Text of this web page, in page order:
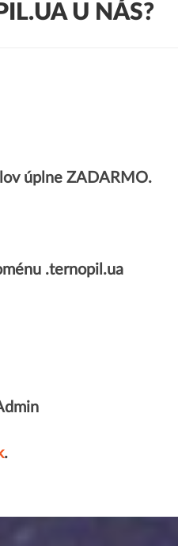
U NÁS?
úplne ZADARMO.
.ternopil.ua
.